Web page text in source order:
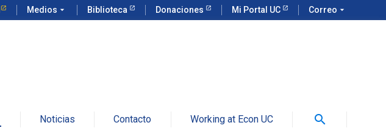
Medios arrow_drop_down Biblioteca Donaciones Mi Portal UC Correo arrow_drop_down
Noticias Contacto Working at Econ UC search